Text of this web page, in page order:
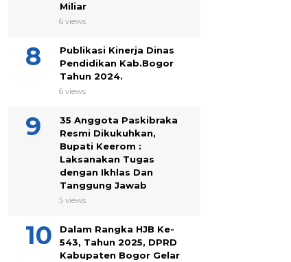
Miliar
6 views
Publikasi Kinerja Dinas
Pendidikan Kab.Bogor
Tahun 2024.
6 views
35 Anggota Paskibraka
Resmi Dikukuhkan,
Bupati Keerom :
Laksanakan Tugas
dengan Ikhlas Dan
Tanggung Jawab
5 views
Dalam Rangka HJB Ke-
543, Tahun 2025, DPRD
Kabupaten Bogor Gelar